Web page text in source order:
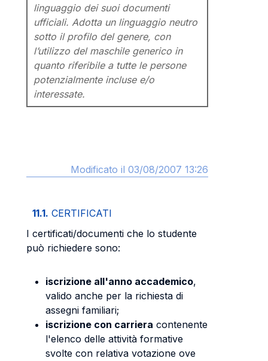
linguaggio dei suoi documenti
ufficiali. Adotta un linguaggio neutro
sotto il profilo del genere, con
l’utilizzo del maschile generico in
quanto riferibile a tutte le persone
potenzialmente incluse e/o
interessate.
Modificato il 03/08/2007 13:26
11.1. CERTIFICATI
I certificati/documenti che lo studente
può richiedere sono:
iscrizione all'anno accademico,
valido anche per la richiesta di
assegni familiari;
iscrizione con carriera contenente
l'elenco delle attività formative
svolte con relativa votazione ove